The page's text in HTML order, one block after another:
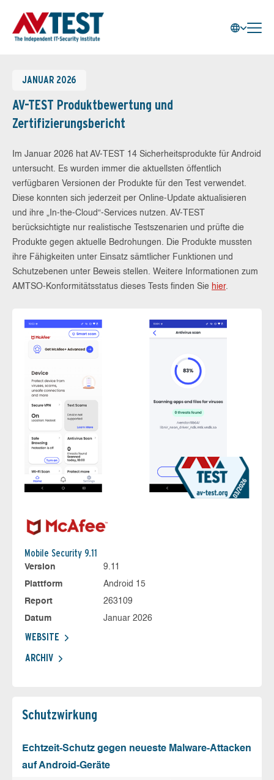
JANUAR 2026
AV-TEST Produktbewertung und
Zertifizierungsbericht
Im Januar 2026 hat AV-TEST 14 Sicherheitsprodukte für Android
untersucht. Es wurden immer die aktuellsten öffentlich
verfügbaren Versionen der Produkte für den Test verwendet.
Diese konnten sich jederzeit per Online-Update aktualisieren
und ihre „In-the-Cloud“-Services nutzen. AV-TEST
berücksichtigte nur realistische Testszenarien und prüfte die
Produkte gegen aktuelle Bedrohungen. Die Produkte mussten
ihre Fähigkeiten unter Einsatz sämtlicher Funktionen und
Schutzebenen unter Beweis stellen. Weitere Informationen zum
AMTSO-Konformitätsstatus dieses Tests finden Sie hier.
Mobile Security 9.11
Version
9.11
Plattform
Android 15
Report
263109
Datum
Januar 2026
WEBSITE
ARCHIV
Schutz­wirkung
Echtzeit-Schutz gegen neueste Malware-Attacken
auf Android-Geräte